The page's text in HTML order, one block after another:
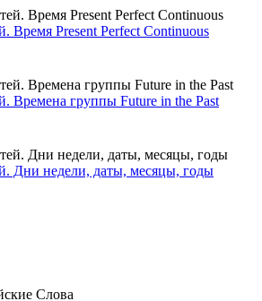
Время Present Perfect Continuous
Времена группы Future in the Past
Дни недели, даты, месяцы, годы